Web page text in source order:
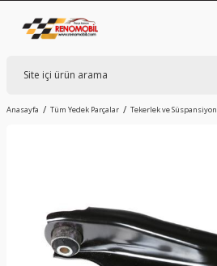
Anasayfa Tüm Yedek Parçalar Tekerlek ve Süspansiyon